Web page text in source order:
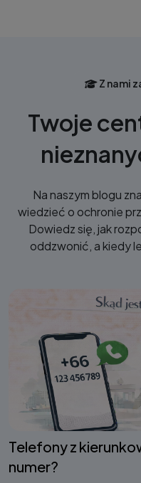
Z nami
Twoje
Na naszym blogu
wiedzieć o ochronie
Dowiedz się, jak
oddzwonić, a kiedy
Telefony z
numer?